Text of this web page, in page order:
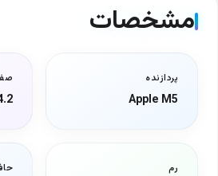
مشخصات
پردازنده
Apple M5
14.2
رم